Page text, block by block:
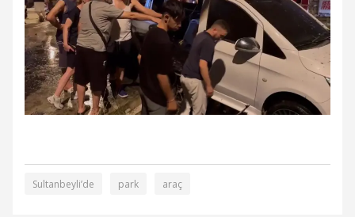
Sultanbeyli’de park araç